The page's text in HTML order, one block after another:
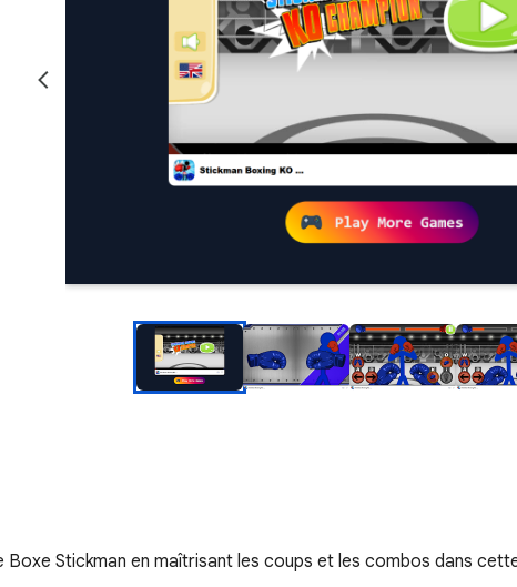
Boxe Stickman en maîtrisant les coups et les combos dans